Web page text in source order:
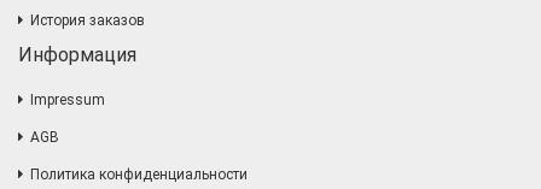
История заказов
Информация
Impressum
AGB
Политика конфиденциальности